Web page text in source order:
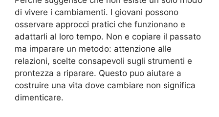
di vivere i cambiamenti. I giovani possono
osservare approcci pratici che funzionano e
adattarli al loro tempo. Non e copiare il passato
ma imparare un metodo: attenzione alle
relazioni, scelte consapevoli sugli strumenti e
prontezza a riparare. Questo puo aiutare a
costruire una vita dove cambiare non significa
dimenticare.